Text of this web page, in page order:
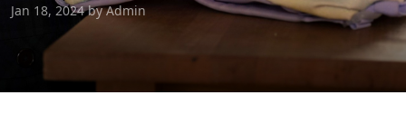
Jan 18, 2024 by Admin